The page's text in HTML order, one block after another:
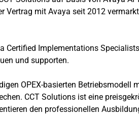
mit Avaya seit 2012
Certified Implementations
und supporten.
OPEX-basierten
CCT Solutions ist eine
den professionellen